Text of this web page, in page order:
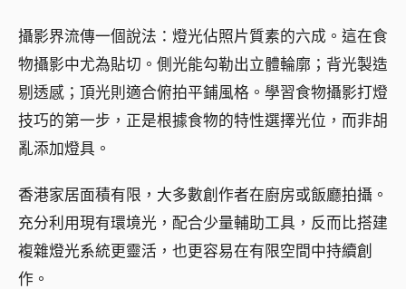
攝影界流傳一個說法：燈光佔照片質素的六成。這在食
物攝影中尤為貼切。側光能勾勒出立體輪廓；背光製造
剔透感；頂光則適合俯拍平鋪風格。學習食物攝影打燈
技巧的第一步，正是根據食物的特性選擇光位，而非胡
亂添加燈具。
香港家居面積有限，大多數創作者在廚房或飯廳拍攝。
充分利用現有環境光，配合少量輔助工具，反而比搭建
複雜燈光系統更靈活，也更容易在有限空間中持續創
作。